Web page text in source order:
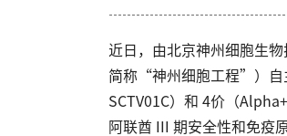
近日，由北京神州细胞生
简称“神州细胞工程”）自
SCTV01C）和 4价（
阿联酋 III 期安全性和免疫